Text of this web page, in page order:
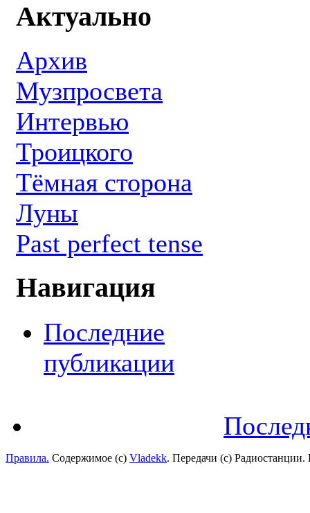
Актуально
Архив
Музпросвета
Интервью
Троицкого
Тёмная сторона
Луны
Past perfect tense
Навигация
Последние
публикации
Правила. Содержимое (с) Vladekk. Передачи (с)